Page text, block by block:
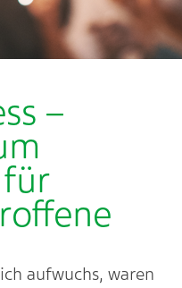
–
aufwuchs, waren